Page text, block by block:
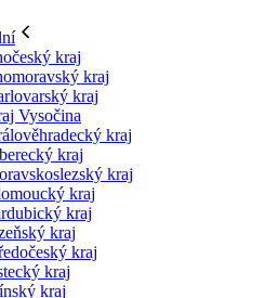
kraj
kraj
kraj
Vysočina
kraj
kraj
kraj
kraj
kraj
kraj
kraj
kraj
kraj